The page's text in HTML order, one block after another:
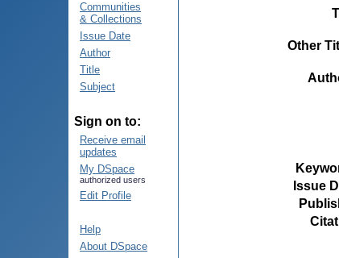
Communities
& Collections
Issue Date
Author
Title
Subject
Sign on to:
Receive email
updates
My DSpace
authorized users
Edit Profile
Help
About DSpace
Other
Issue